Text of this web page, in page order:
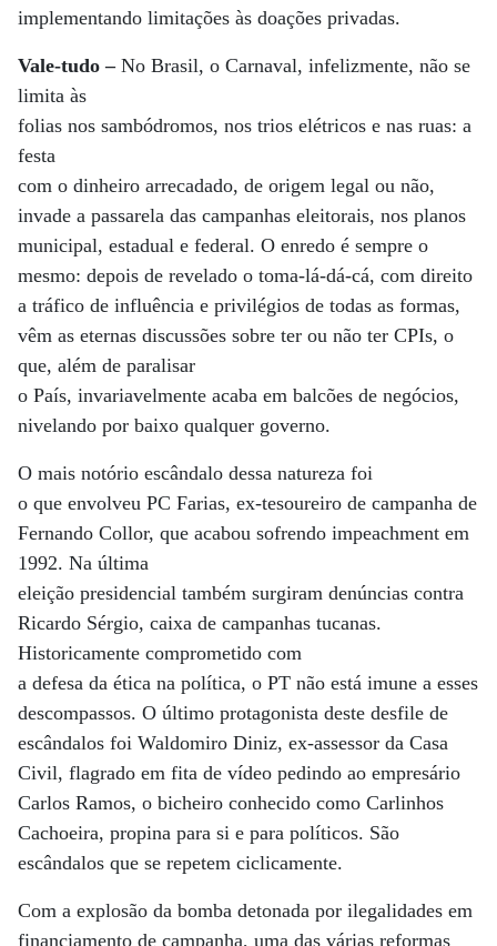
implementando limitações às doações privadas.
Vale-tudo –No Brasil, o Carnaval, infelizmente, não se
limita às
folias nos sambódromos, nos trios elétricos e nas ruas: a
festa
com o dinheiro arrecadado, de origem legal ou não,
invade a passarela das campanhas eleitorais, nos planos
municipal, estadual e federal. O enredo é sempre o
mesmo: depois de revelado o toma-lá-dá-cá, com direito
a tráfico de influência e privilégios de todas as formas,
vêm as eternas discussões sobre ter ou não ter CPIs, o
que, além de paralisar
o País, invariavelmente acaba em balcões de negócios,
nivelando por baixo qualquer governo.
O mais notório escândalo dessa natureza foi
o que envolveu PC Farias, ex-tesoureiro de campanha de
Fernando Collor, que acabou sofrendo impeachment em
1992. Na última
eleição presidencial também surgiram denúncias contra
Ricardo Sérgio, caixa de campanhas tucanas.
Historicamente comprometido com
a defesa da ética na política, o PT não está imune a esses
descompassos. O último protagonista deste desfile de
escândalos foi Waldomiro Diniz, ex-assessor da Casa
Civil, flagrado em fita de vídeo pedindo ao empresário
Carlos Ramos, o bicheiro conhecido como Carlinhos
Cachoeira, propina para si e para políticos. São
escândalos que se repetem ciclicamente.
Com a explosão da bomba detonada por ilegalidades em
financiamento de campanha, uma das várias reformas